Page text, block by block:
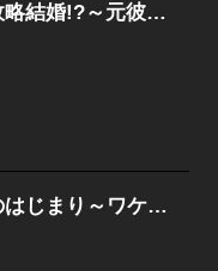
敏腕ドクターと政略結婚!?～元彼の愛は南国より熱くて激しい！～【SS付】
婚約破棄は蜜愛のはじまり～ワケあり公爵と純真令嬢～